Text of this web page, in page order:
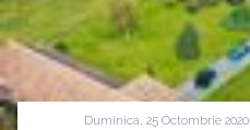
Duminica, 25 Octombrie 2020 |